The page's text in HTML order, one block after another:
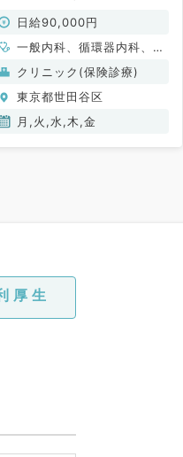
日給90,000円
一般内科、循環器内科、呼
吸器内科、消化器内科、内
分泌・代謝内科、腎臓内
科、老年内科、血液内科
クリニック(保険診療)
東京都世田谷区
月,火,水,木,金
厚生